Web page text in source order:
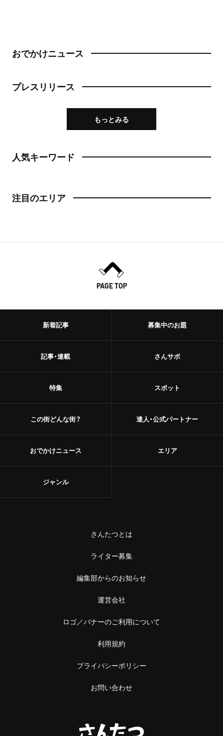
おでかけニュース
プレスリリース
もっとみる
人気キーワード
注目のエリア
PAGE TOP
新着記事
記事・連載
特集
この街どんな街？
おでかけニュース
募集中のお題
さんサポ
スポット
達人・公式パートナー
エリア
ジャンル
さんたつとは
ライター募集
編集部からのお知らせ
運営会社
ロゴ／バナーのご利用について
利用規約
プライバシーポリシー
お問い合わせ